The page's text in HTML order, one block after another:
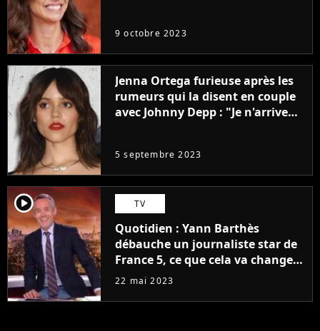
9 octobre 2023
Jenna Ortega furieuse après les
rumeurs qui la disent en couple
avec Johnny Depp : "Je n'arrive
5 septembre 2023
player2 TV
Quotidien : Yann Barthès
débauche un journaliste star de
France 5, ce que cela va changer
à la rentrée
22 mai 2023